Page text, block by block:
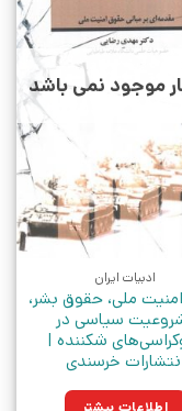
موجود نمی باشد
ادبیات ایران
ملی، حقوق بشر،
سیاسی در
شکننده |
خرسندی
اطلاعات بیشتر